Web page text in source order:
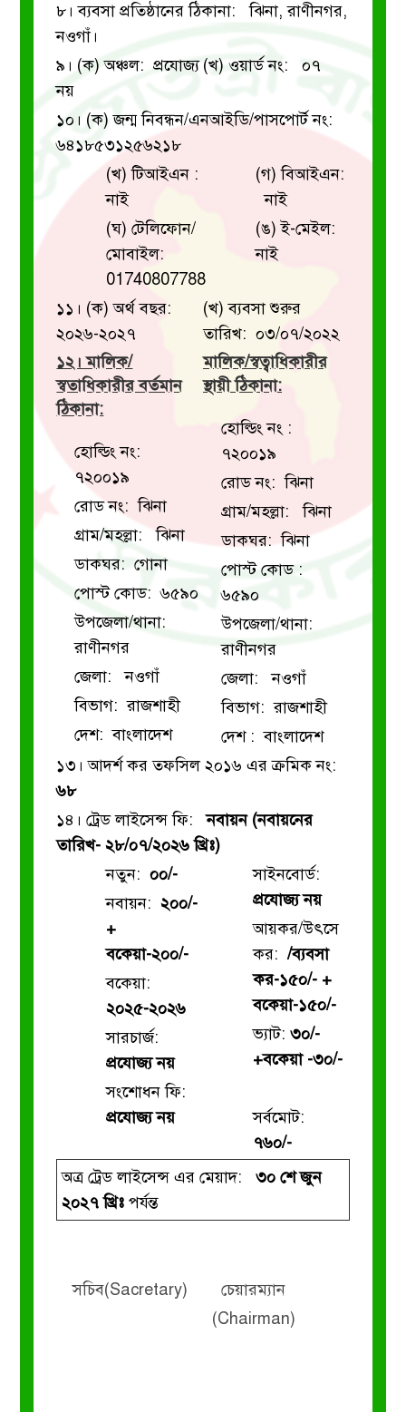
৮। ব্যবসা প্রতিষ্ঠানের ঠিকানা: ঝিনা, রাণীনগর,
নওগাঁ।
৯। (ক) অঞ্চল: প্রযোজ্য
নয়
(খ) ওয়ার্ড নং: ০৭
১০। (ক) জন্ম নিবন্ধন/এনআইডি/পাসপোর্ট নং:
৬৪১৮৫৩১২৫৬২১৮
(খ) টিআইএন :
নাই
(ঘ) টেলিফোন/
মোবাইল:
01740807788
(গ) বিআইএন:
নাই
(ঙ) ই-মেইল:
নাই
১১। (ক) অর্থ বছর:
২০২৬-২০২৭
(খ) ব্যবসা শুরুর
তারিখ: ০৩/০৭/২০২২
১২। মালিক/
স্বতাধিকারীর বর্তমান
ঠিকানা:
হোল্ডিং নং:
৭২০০১৯
রোড নং: ঝিনা
গ্রাম/মহল্লা: ঝিনা
ডাকঘর: গোনা
পোস্ট কোড: ৬৫৯০
উপজেলা/থানা:
রাণীনগর
জেলা: নওগাঁ
বিভাগ: রাজশাহী
দেশ: বাংলাদেশ
মালিক/স্বত্বাধিকারীর
স্থায়ী ঠিকানা:
হোল্ডিং নং :
৭২০০১৯
রোড নং: ঝিনা
গ্রাম/মহল্লা: ঝিনা
ডাকঘর: ঝিনা
পোস্ট কোড :
৬৫৯০
উপজেলা/থানা:
রাণীনগর
জেলা: নওগাঁ
বিভাগ: রাজশাহী
দেশ : বাংলাদেশ
১৩। আদর্শ কর তফসিল ২০১৬ এর ক্রমিক নং:
৬৮
১৪। ট্রেড লাইসেন্স ফি:
নবায়ন (নবায়নের
তারিখ- ২৮/০৭/২০২৬ খ্রিঃ)
নতুন:০০/-
নবায়ন: ২০০/-
+
বকেয়া-২০০/-
বকেয়া:
২০২৫-২০২৬
সারচার্জ:
প্রযোজ্য নয়
সংশোধন ফি:
প্রযোজ্য নয়
সাইনবোর্ড:
প্রযোজ্য নয়
আয়কর/উৎসে
কর:/ব্যবসা
কর-১৫০/- +
বকেয়া-১৫০/-
ভ্যাট: ৩০/-
+বকেয়া -৩০/-
সর্বমোট:
৭৬০/-
অত্র ট্রেড লাইসেন্স এর মেয়াদ:৩০ শে জুন
২০২৭ খ্রিঃপর্যন্ত
সচিব(Sacretary)
চেয়ারম্যান
(Chairman)